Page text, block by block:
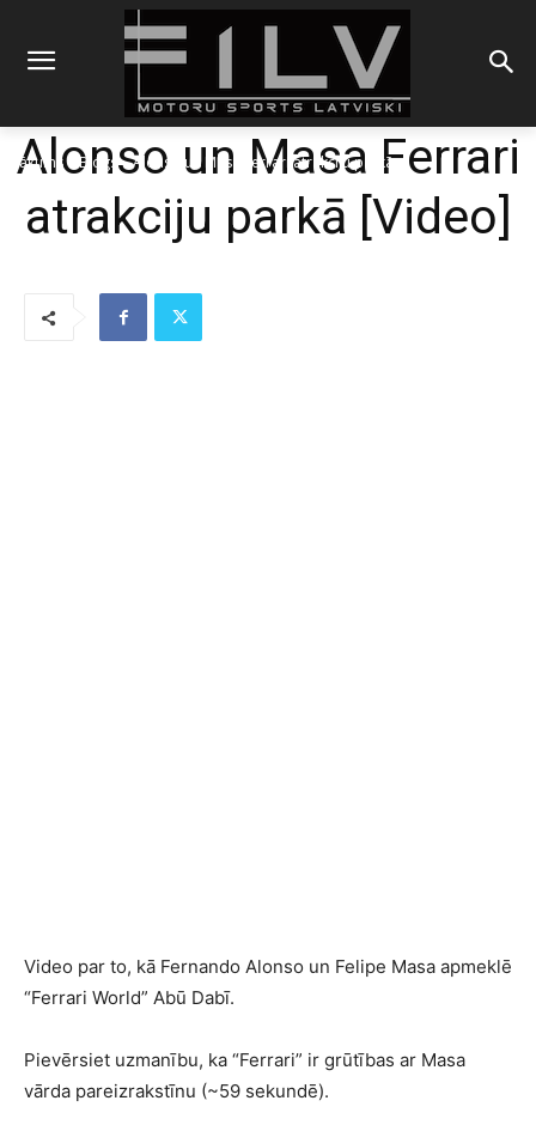
Sākums Blogs Alonso un Masa Ferrari atrakciju parkā
Alonso un Masa Ferrari
atrakciju parkā [Video]
Video par to, kā Fernando Alonso un Felipe Masa apmeklē
“Ferrari World” Abū Dabī.
Pievērsiet uzmanību, ka “Ferrari” ir grūtības ar Masa
vārda pareizrakstīnu (~59 sekundē).